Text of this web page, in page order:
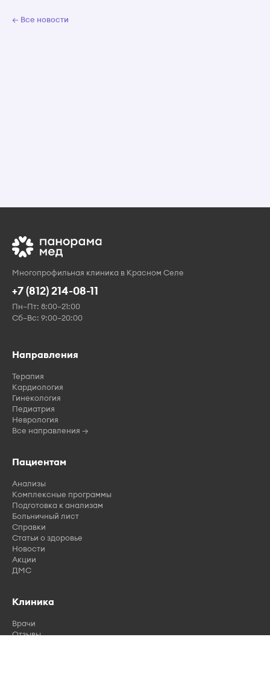
← Все новости
Многопрофильная клиника в Красном Селе
+7 (812) 214-08-11
Пн–Пт: 8:00–21:00
Сб–Вс: 9:00–20:00
Направления
Терапия
Кардиология
Гинекология
Педиатрия
Неврология
Все направления →
Пациентам
Анализы
Комплексные программы
Подготовка к анализам
Больничный лист
Справки
Статьи о здоровье
Новости
Акции
ДМС
Клиника
Врачи
Отзывы